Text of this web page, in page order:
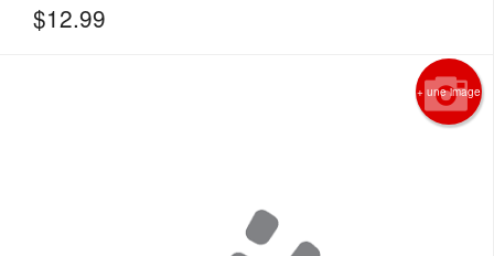
$12.99
+ une image